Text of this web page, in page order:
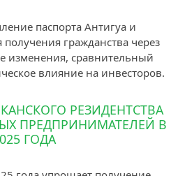
паспорта Антигуа и
гражданства через
изменения, сравнительный
влияние на инвесторов.
РЕЗИДЕНТСТВА
ПРЕДПРИНИМАТЕЛЕЙ В
ГОДА